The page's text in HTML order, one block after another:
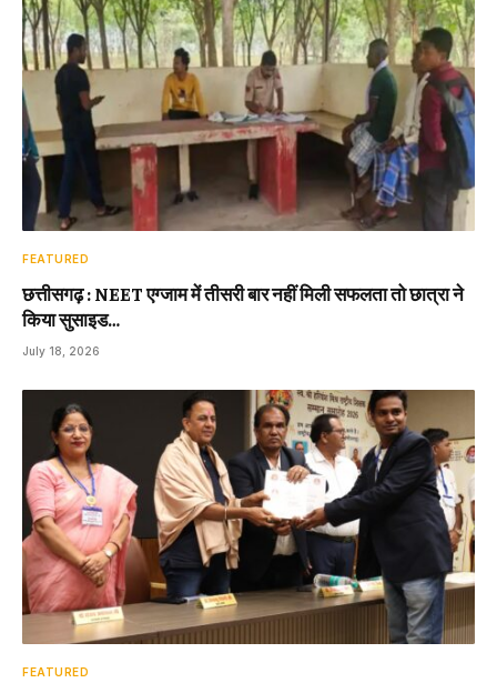
FEATURED
छत्तीसगढ़ : NEET एग्जाम में तीसरी बार नहीं मिली सफलता तो छात्रा ने
किया सुसाइड…
July 18, 2026
FEATURED